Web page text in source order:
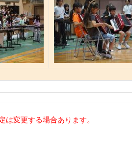
は変更する場合あります。